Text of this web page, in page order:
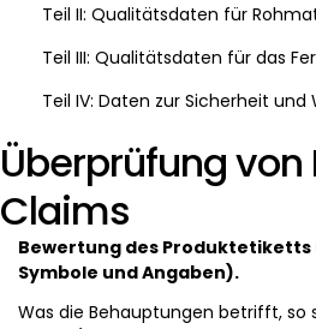
Teil II: Qualitätsdaten für
Teil III: Qualitätsdaten für das
Teil IV: Daten zur Sicherheit und
Überprüfung von
Claims
Bewertung des
Symbole und Angaben).
Was die Behauptungen betrifft,